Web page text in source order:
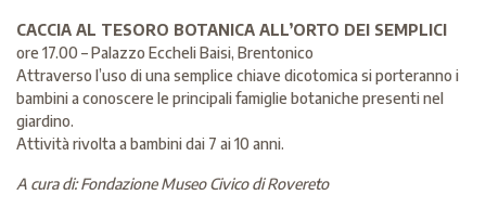
CACCIA AL TESORO BOTANICA ALL’ORTO DEI SEMPLICI
ore 17.00 – Palazzo Eccheli Baisi, Brentonico
Attraverso l’uso di una semplice chiave dicotomica si porteranno i
bambini a conoscere le principali famiglie botaniche presenti nel
giardino.
Attività rivolta a bambini dai 7 ai 10 anni.
A cura di: Fondazione Museo Civico di Rovereto